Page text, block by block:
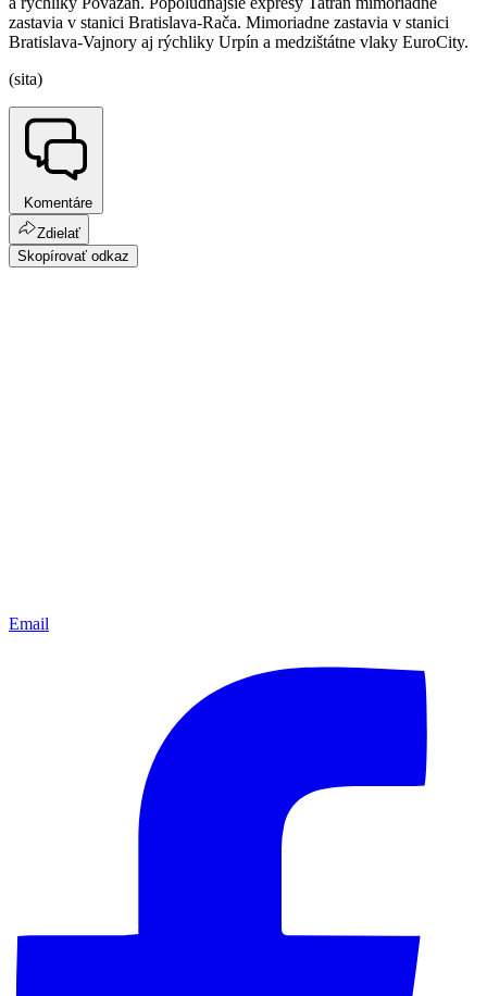
zastavia v stanici Bratislava-Rača. Mimoriadne zastavia v stanici
Bratislava-Vajnory aj rýchliky Urpín a medzištátne vlaky EuroCity.
(sita)
Komentáre
Zdielať
Skopírovať odkaz
Email